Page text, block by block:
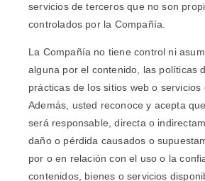
servicios de terceros que no son
controlados por la Compañía.
La Compañía no tiene control ni
alguna por el contenido, las políticas
prácticas de los sitios web o servicios
Además, usted reconoce y acepta
será responsable, directa o
daño o pérdida causados ​​o
por o en relación con el uso o la
contenidos, bienes o servicios